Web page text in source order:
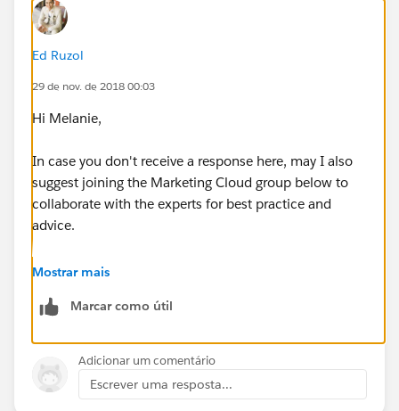
Ed Ruzol
29 de nov. de 2018 00:03
Hi Melanie,
In case you don't receive a response here, may I also
suggest joining the Marketing Cloud group below to
collaborate with the experts for best practice and
advice.
https://success.salesforce.com/featuredGroupDetail?
Mostrar mais
Marcar como útil
Adicionar um comentário
Escrever uma resposta...